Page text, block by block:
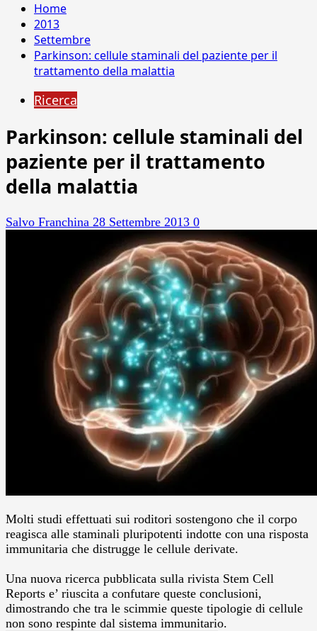
Home
2013
Settembre
Parkinson: cellule staminali del paziente per il
trattamento della malattia
Ricerca
Parkinson: cellule staminali del
paziente per il trattamento
della malattia
Salvo Franchina 28 Settembre 2013 0
Molti studi effettuati sui roditori sostengono che il corpo
reagisca alle staminali pluripotenti indotte con una risposta
immunitaria che distrugge le cellule derivate.
Una nuova ricerca pubblicata sulla rivista Stem Cell
Reports e’ riuscita a confutare queste conclusioni,
dimostrando che tra le scimmie queste tipologie di cellule
non sono respinte dal sistema immunitario.